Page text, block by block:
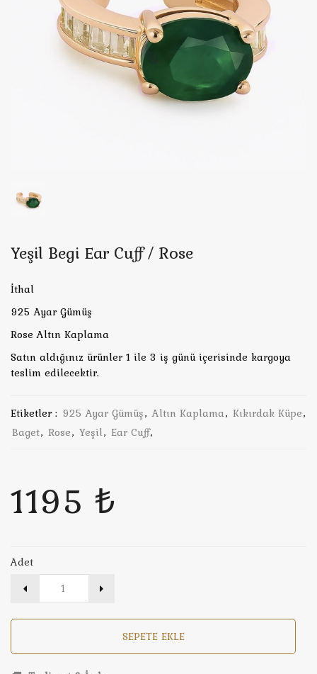
Yeşil Begi Ear Cuff / Rose
İthal
925 Ayar Gümüş
Rose Altın Kaplama
Satın aldığınız ürünler 1 ile 3 iş günü içerisinde kargoya
teslim edilecektir.
Etiketler : 925 Ayar Gümüş, Altın Kaplama, Kıkırdak Küpe,
Baget, Rose, Yeşil, Ear Cuff,
1195 ₺
Adet
SEPETE EKLE